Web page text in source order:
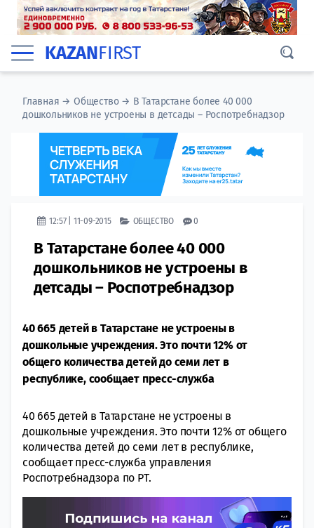
KAZANFIRST
Главная →Общество→ В Татарстане более 40 000
дошкольников не устроены в детсады – Роспотребнадзор
12:57 | 11-09-2015 ОБЩЕСТВО 0
В Татарстане более 40 000
дошкольников не устроены в
детсады – Роспотребнадзор
40 665 детей в Татарстане не устроены в
дошкольные учреждения. Это почти 12% от
общего количества детей до семи лет в
республике, сообщает пресс-служба
40 665 детей в Татарстане не устроены в
дошкольные учреждения. Это почти 12% от общего
количества детей до семи лет в республике,
сообщает пресс-служба управления
Роспотребнадзора по РТ.